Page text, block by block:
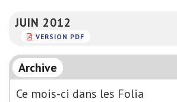
JUIN 2012
VERSION PDF
Archive
Ce mois-ci dans les Folia